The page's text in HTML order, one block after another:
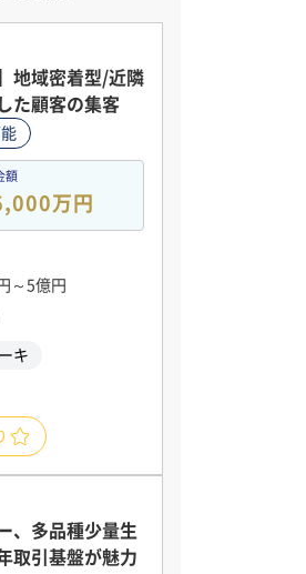
地域密着型/近隣
た顧客の集客
額
万円
～5億円
キ
、多品種少量生
取引基盤が魅力